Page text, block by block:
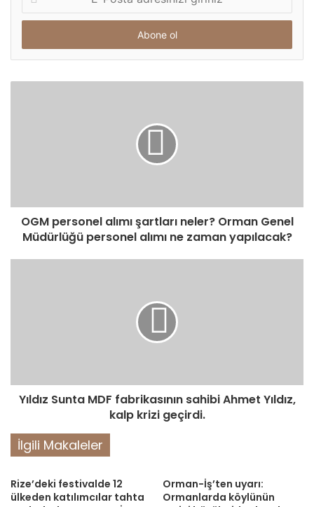
Posta
adresinizi
OGM personel alımı şartları neler? Orman Genel
Müdürlüğü personel alımı ne zaman yapılacak?
Yıldız Sunta MDF fabrikasının sahibi Ahmet Yıldız,
kalp krizi geçirdi.
İlgili Makaleler
Rize’deki festivalde 12
ülkeden katılımcılar tahta
Orman-İş’ten uyarı:
Ormanlarda köylünün